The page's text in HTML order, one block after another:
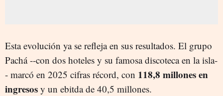
Esta evolución ya se refleja en sus resultados. El grupo
Pachá --con dos hoteles y su famosa discoteca en la isla-
- marcó en 2025 cifras récord, con 118,8 millones en
ingresos y un ebitda de 40,5 millones.